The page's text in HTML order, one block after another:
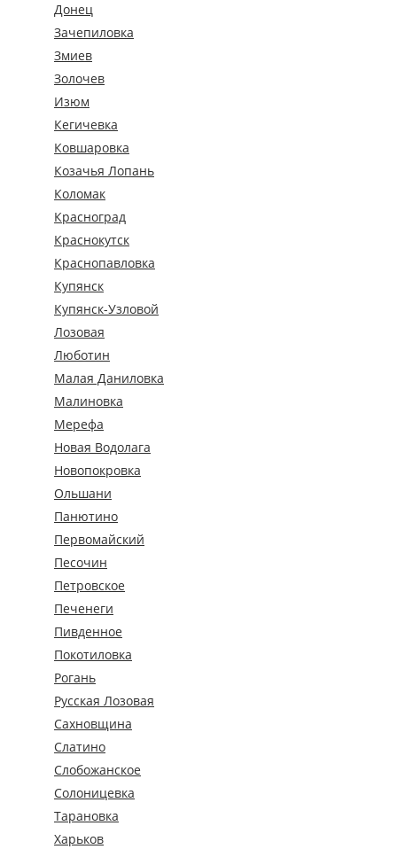
Донец
Зачепиловка
Змиев
Золочев
Изюм
Кегичевка
Ковшаровка
Козачья Лопань
Коломак
Красноград
Краснокутск
Краснопавловка
Купянск
Купянск-Узловой
Лозовая
Люботин
Малая Даниловка
Малиновка
Мерефа
Новая Водолага
Новопокровка
Ольшани
Панютино
Первомайский
Песочин
Петровское
Печенеги
Пивденное
Покотиловка
Рогань
Русская Лозовая
Сахновщина
Слатино
Слобожанское
Солоницевка
Тарановка
Харьков